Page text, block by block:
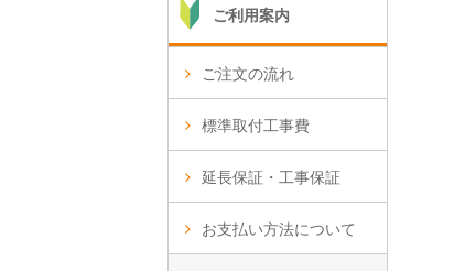
ご利用案内
ご注文の流れ
標準取付工事費
延長保証・工事保証
お支払い方法について